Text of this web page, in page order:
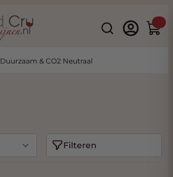
Search
Duurzaam & CO2 Neutraal
Filteren